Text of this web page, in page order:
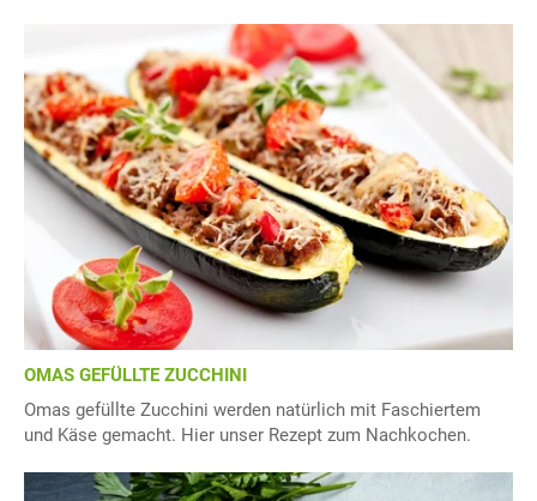
OMAS GEFÜLLTE ZUCCHINI
Omas gefüllte Zucchini werden natürlich mit Faschiertem
und Käse gemacht. Hier unser Rezept zum Nachkochen.